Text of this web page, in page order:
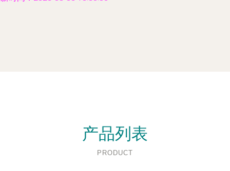
产品列表
PRODUCT